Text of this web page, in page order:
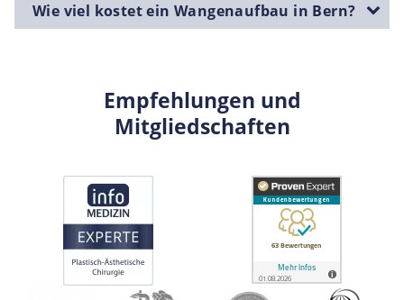
Wie viel kostet ein Wangenaufbau in Bern?
Empfehlungen und
Mitgliedschaften